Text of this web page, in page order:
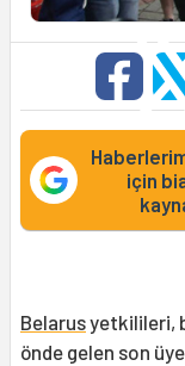
için
Belarusyetkilileri,
önde gelen son